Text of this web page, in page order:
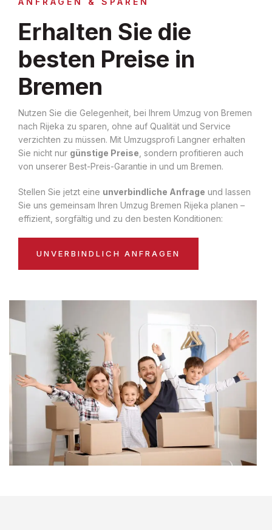
Erhalten Sie die
besten Preise in
Bremen
Nutzen Sie die Gelegenheit, bei Ihrem Umzug von Bremen
nach Rijeka zu sparen, ohne auf Qualität und Service
verzichten zu müssen. Mit Umzugsprofi Langner erhalten
Sie nicht nur günstige Preise , sondern profitieren auch
von unserer Best-Preis-Garantie in und um Bremen.
Stellen Sie jetzt eine unverbindliche Anfrage und lassen
Sie uns gemeinsam Ihren Umzug Bremen Rijeka planen –
effizient, sorgfältig und zu den besten Konditionen:
UNVERBINDLICH ANFRAGEN